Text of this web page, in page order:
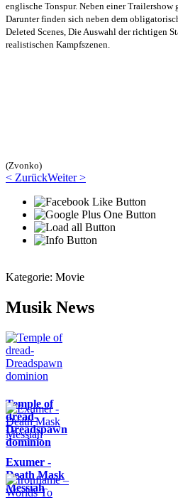
englische Tonspur. Neben einer Trailershow
Darunter finden sich neben dem
Deleted Scenes, Die Auswahl der richtigen
realistischen Kampfszenen.
(Zvonko)
< ZurückWeiter >
Kategorie: Movie
Musik News
Temple of
dread-
Dreadspawn
dominion
Exumer -
Death Mask
Messiah